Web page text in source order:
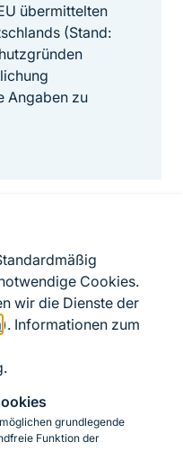
Cookies.
wir die Dienste der
). Informationen zum
.
grundlegende
Funktion der
übermittelten
(Stand:
Angaben zu
BfN